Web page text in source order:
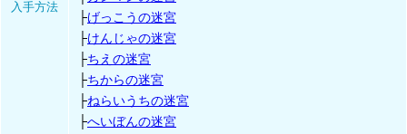
入手方法
├げっこうの迷宮
├けんじゃの迷宮
├ちえの迷宮
├ちからの迷宮
├ねらいうちの迷宮
├へいぼんの迷宮